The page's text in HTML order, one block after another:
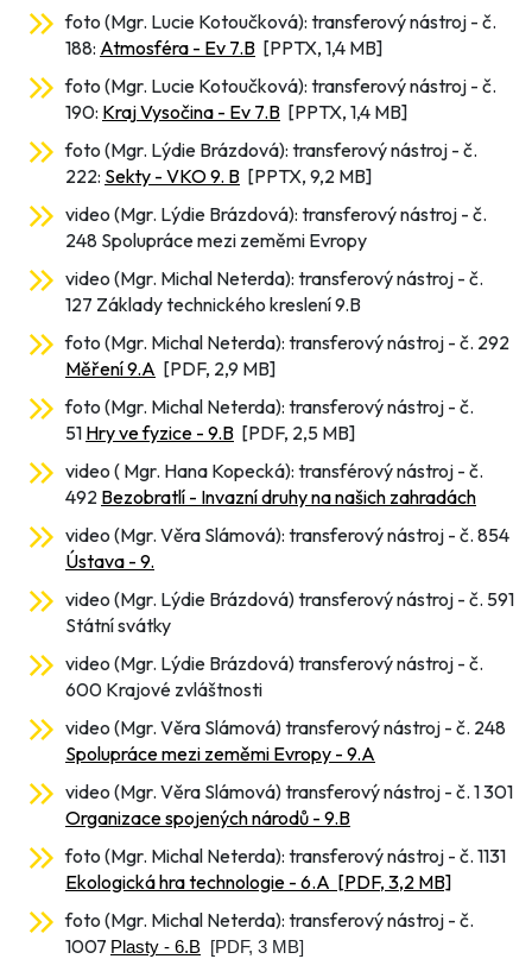
foto (Mgr. Lucie Kotoučková): transferový nástroj - č.
188: Atmosféra - Ev 7.B [PPTX, 1,4 MB]
foto (Mgr. Lucie Kotoučková): transferový nástroj - č.
190: Kraj Vysočina - Ev 7.B [PPTX, 1,4 MB]
foto (Mgr. Lýdie Brázdová): transferový nástroj - č.
222: Sekty - VKO 9. B [PPTX, 9,2 MB]
video (Mgr. Lýdie Brázdová): transferový nástroj - č.
248 Spolupráce mezi zeměmi Evropy
video (Mgr. Michal Neterda): transferový nástroj - č.
127 Základy technického kreslení 9.B
foto (Mgr. Michal Neterda): transferový nástroj - č. 292
Měření 9.A [PDF, 2,9 MB]
foto (Mgr. Michal Neterda): transferový nástroj - č.
51 Hry ve fyzice - 9.B [PDF, 2,5 MB]
video ( Mgr. Hana Kopecká): transférový nástroj - č.
492 Bezobratlí - Invazní druhy na našich zahradách
video (Mgr. Věra Slámová): transferový nástroj - č. 854
Ústava - 9.
video (Mgr. Lýdie Brázdová) transferový nástroj - č. 591
Státní svátky
video (Mgr. Lýdie Brázdová) transferový nástroj - č.
600 Krajové zvláštnosti
video (Mgr. Věra Slámová) transferový nástroj - č. 248
Spolupráce mezi zeměmi Evropy - 9.A
video (Mgr. Věra Slámová) transferový nástroj - č. 1 301
Organizace spojených národů - 9.B
foto (Mgr. Michal Neterda): transferový nástroj - č. 1131
Ekologická hratechnologie - 6.A [PDF, 3,2 MB]
foto (Mgr. Michal Neterda): transferový nástroj - č.
1007 Plasty - 6.B [PDF, 3 MB]